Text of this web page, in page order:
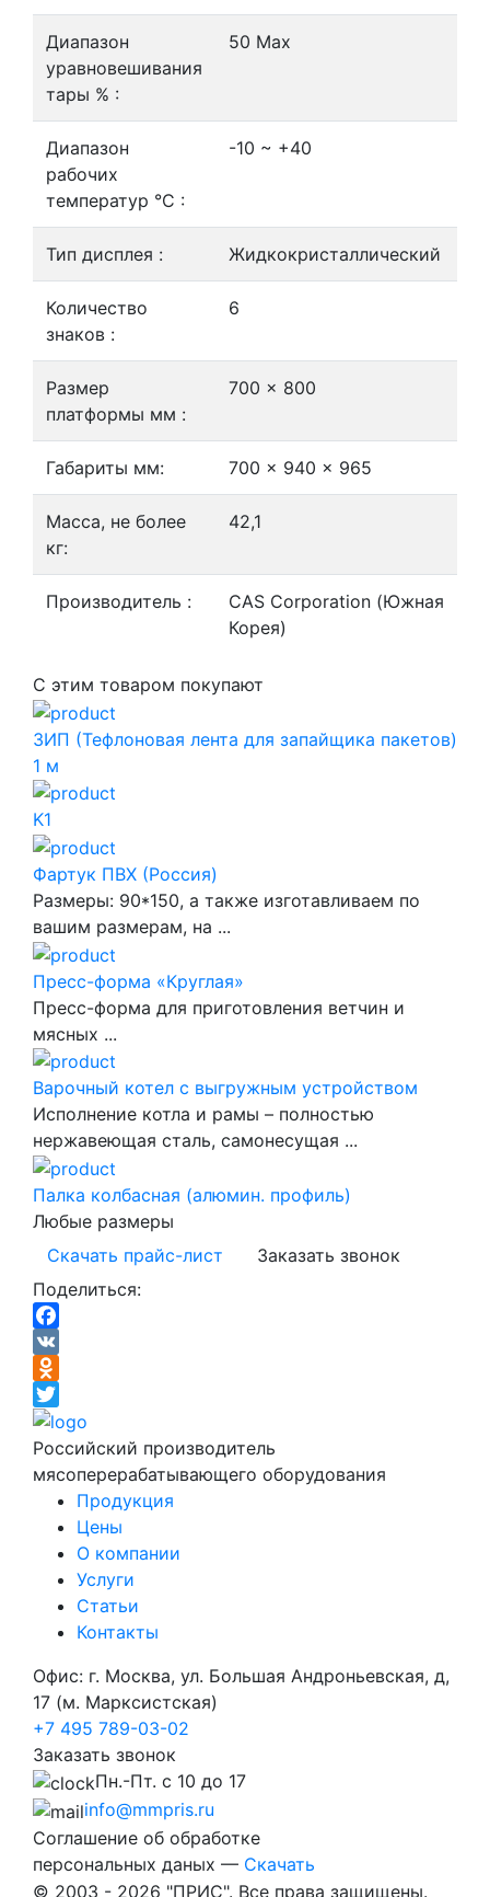
Диапазон
уравновешивания
тары % :
50 Max
Диапазон
рабочих
температур °С :
-10 ~ +40
Тип дисплея : Жидкокристаллический
Количество
знаков :
6
Размер
платформы мм :
700 x 800
Габариты мм: 700 x 940 x 965
Масса, не более
кг:
42,1
Производитель :
CAS Corporation (Южная
Корея)
С этим товаром покупают
ЗИП (Тефлоновая лента для запайщика пакетов)
1 м
K1
Фартук ПВХ (Россия)
Размеры: 90*150, а также изготавливаем по
вашим размерам, на ...
Пресс-форма «Круглая»
Пресс-форма для приготовления ветчин и
мясных ...
Варочный котел с выгружным устройством
Исполнение котла и рамы – полностью
нержавеющая сталь, самонесущая ...
Палка колбасная (алюмин. профиль)
Любые размеры
Скачать прайс-лист
Заказать звонок
Поделиться:
Facebook
VK
Odnoklassniki
Twitter
Российский производитель
мясоперерабатывающего оборудования
Продукция
Цены
О компании
Услуги
Статьи
Контакты
Офис: г. Москва, ул. Большая Андроньевская, д,
17 (м. Марксистская)
+7 495 789-03-02
Заказать звонок
Пн.-Пт. с 10 до 17
info@mmpris.ru
Соглашение об обработке
персональных даных — Скачать
© 2003 - 2026 "ПРИС". Все права защищены.